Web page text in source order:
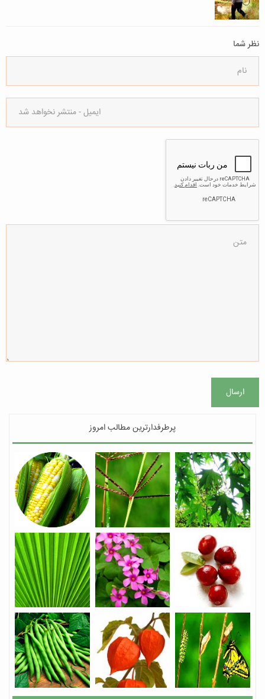
نظر شما
ارسال
پرطرفدارترین مطالب امروز